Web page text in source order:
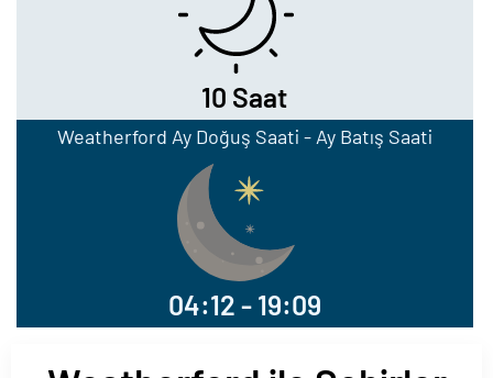
10 Saat
Weatherford Ay Doğuş Saati - Ay Batış Saati
04:12 - 19:09